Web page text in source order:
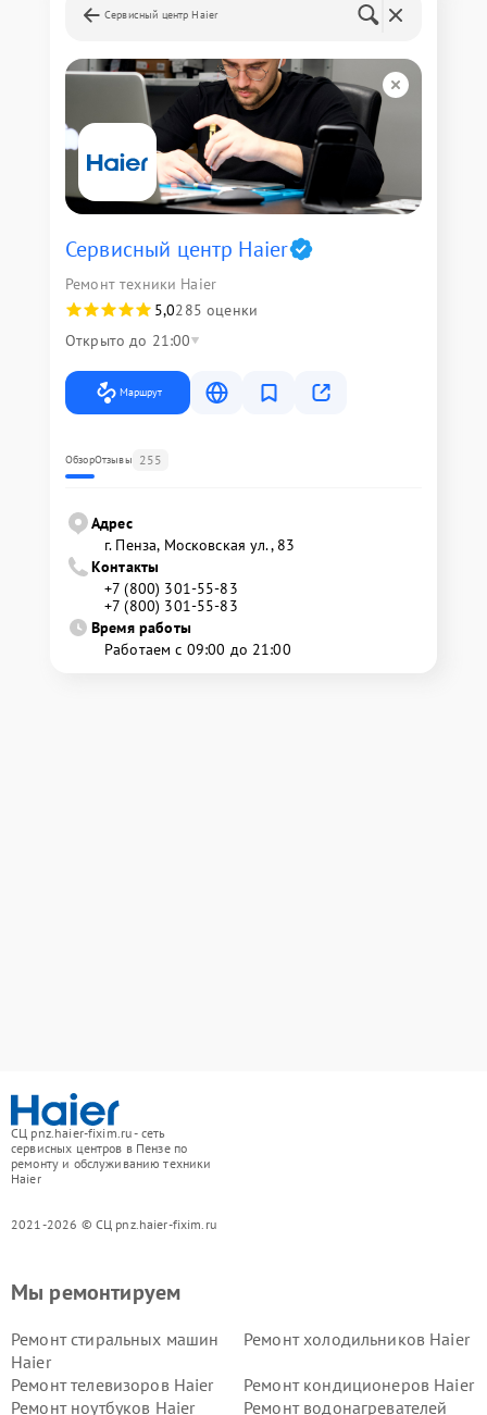
Сервисный центр Haier
Сервисный центр Haier
Ремонт техники Haier
5,0285 оценки
Открыто до 21:00
Маршрут
ОбзорОтзывы 255
Адрес
г. Пенза, Московская ул., 83
Контакты
+7 (800) 301-55-83
+7 (800) 301-55-83
Время работы
Работаем с 09:00 до 21:00
СЦ pnz.haier-fixim.ru - сеть
сервисных центров в Пензе по
ремонту и обслуживанию техники
Haier
2021-2026 © СЦ pnz.haier-fixim.ru
Мы ремонтируем
Ремонт стиральных машин
Haier
Ремонт холодильников Haier
Ремонт телевизоров Haier
Ремонт кондиционеров Haier
Ремонт ноутбуков Haier
Ремонт водонагревателей